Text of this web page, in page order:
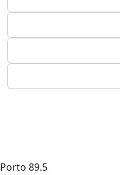
Porto 89.5